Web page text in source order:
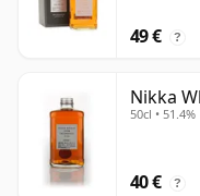
49 € ?
Nikka
50cl • 51.4%
40 € ?